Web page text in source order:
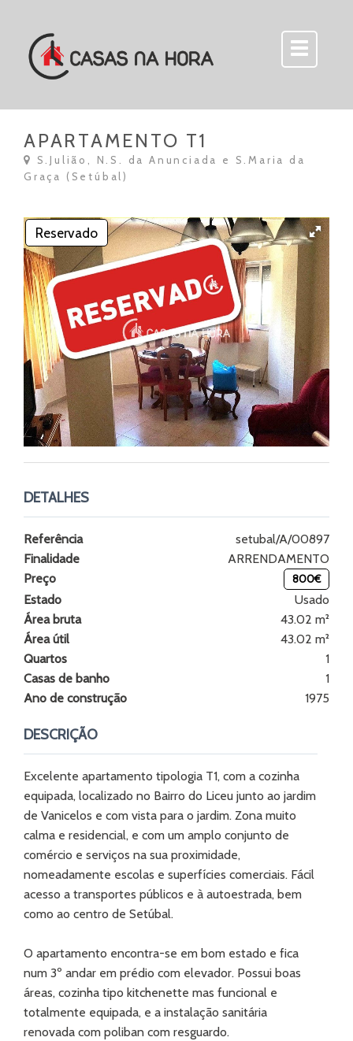
APARTAMENTO T1
S.Julião, N.S. da Anunciada e S.Maria da
Graça (Setúbal)
Reservado
DETALHES
Referência
setubal/A/00897
Finalidade
ARRENDAMENTO
Preço
800€
Estado
Usado
Área bruta
43.02 m²
Área útil
43.02 m²
Quartos
1
Casas de banho
1
Ano de construção
1975
DESCRIÇÃO
Excelente apartamento tipologia T1, com a cozinha
equipada, localizado no Bairro do Liceu junto ao jardim
de Vanicelos e com vista para o jardim. Zona muito
calma e residencial, e com um amplo conjunto de
comércio e serviços na sua proximidade,
nomeadamente escolas e superfícies comerciais. Fácil
acesso a transportes públicos e à autoestrada, bem
como ao centro de Setúbal.
O apartamento encontra-se em bom estado e fica
num 3º andar em prédio com elevador. Possui boas
áreas, cozinha tipo kitchenette mas funcional e
totalmente equipada, e a instalação sanitária
renovada com poliban com resguardo.